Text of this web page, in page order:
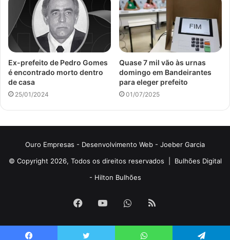
Ex-prefeito de Pedro Gomes
é encontrado morto dentro
de casa
25/01/2024
Quase 7 mil vão às urnas
domingo em Bandeirantes
para eleger prefeito
01/07/2025
Ouro Empresas - Desenvolvimento Web - Joeber Garcia
© Copyright 2026, Todos os direitos reservados | Bulhões Digital
- Hilton Bulhões
Facebook
YouTubeWhatsApp
RSS